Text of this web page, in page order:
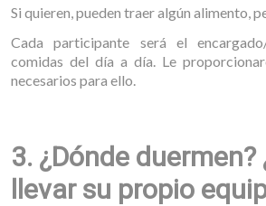
Si quieren, pueden traer algún alimento,
Cada participante será el
comidas del día a día. Le
necesarios para ello.
3. ¿Dónde duermen?
llevar su propio